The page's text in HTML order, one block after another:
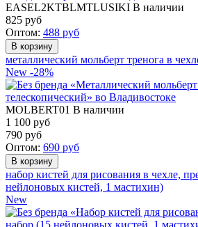
EASEL2KTBLMTLUSIKI В наличии
825 руб
Оптом: 488 руб
металлический мольберт тренога в
New -28%
MOLBERT01 В наличии
1 100 руб
790 руб
Оптом: 690 руб
набор кистей для рисования в чехле,
нейлоновых кистей, 1 мастихин)
New